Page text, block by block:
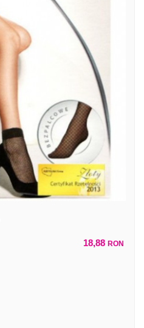
18,88 RON